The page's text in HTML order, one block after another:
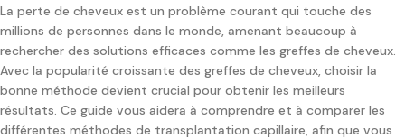
La perte de cheveux est un problème courant qui touche des
millions de personnes dans le monde, amenant beaucoup à
rechercher des solutions efficaces comme les greffes de cheveux.
Avec la popularité croissante des greffes de cheveux, choisir la
bonne méthode devient crucial pour obtenir les meilleurs
résultats. Ce guide vous aidera à comprendre et à comparer les
différentes méthodes de transplantation capillaire, afin que vous